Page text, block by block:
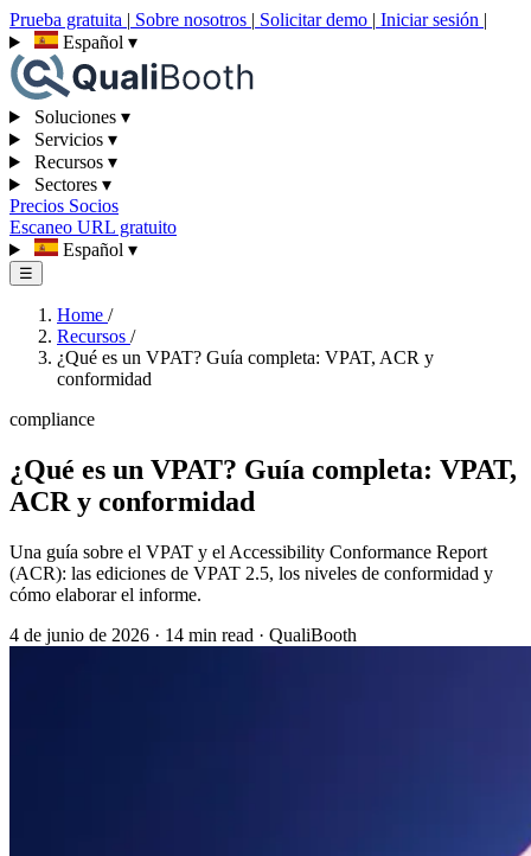
Prueba gratuita | Sobre nosotros | Solicitar demo | Iniciar sesión |
Español ▾
Soluciones ▾
Servicios ▾
Recursos ▾
Sectores ▾
Precios Socios
Escaneo URL gratuito
Español ▾
☰
Home /
Recursos /
¿Qué es un VPAT? Guía completa: VPAT, ACR y
conformidad
compliance
¿Qué es un VPAT? Guía completa: VPAT,
ACR y conformidad
Una guía sobre el VPAT y el Accessibility Conformance Report
(ACR): las ediciones de VPAT 2.5, los niveles de conformidad y
cómo elaborar el informe.
4 de junio de 2026 · 14 min read · QualiBooth